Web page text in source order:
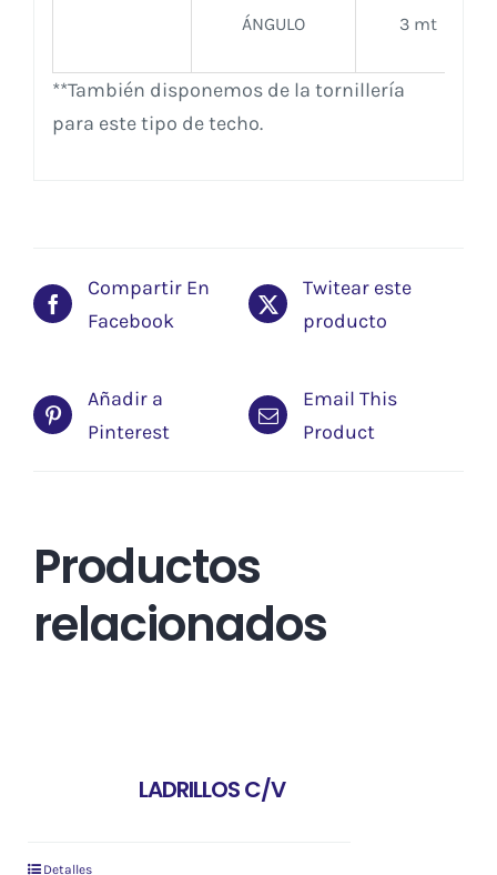
ÁNGULO 3 mt
**También disponemos de la tornillería
para este tipo de techo.
Compartir En
Facebook
Twitear este
producto
Añadir a
Pinterest
Email This
Product
Productos
relacionados
LADRILLOS C/V
Detalles